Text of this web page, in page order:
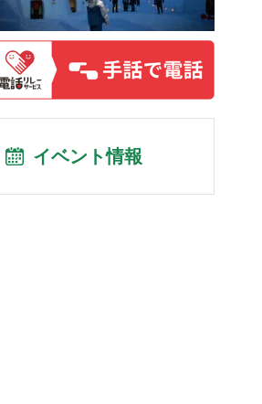
イベント情報